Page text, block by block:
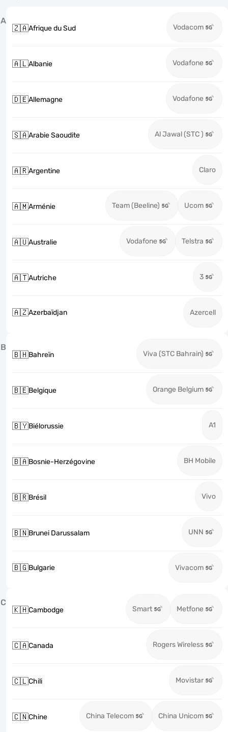
A
🇿🇦Afrique du Sud Vodacom
🇦🇱Albanie Vodafone
🇩🇪Allemagne Vodafone
🇸🇦Arabie Saoudite Al Jawal (STC )
🇦🇷Argentine Claro
🇦🇲Arménie Team (Beeline) Ucom
🇦🇺Australie Vodafone Telstra
🇦🇹Autriche 3
🇦🇿Azerbaïdjan Azercell
B
🇧🇭Bahreïn Viva (STC Bahrain)
🇧🇪Belgique Orange Belgium
🇧🇾Biélorussie A1
🇧🇦Bosnie-Herzégovine BH Mobile
🇧🇷Brésil Vivo
🇧🇳Brunei Darussalam UNN
🇧🇬Bulgarie Vivacom
C
🇰🇭Cambodge Smart Metfone
🇨🇦Canada Rogers Wireless
🇨🇱Chili Movistar
🇨🇳Chine China Telecom China Unicom